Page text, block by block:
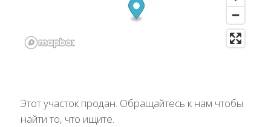
Этот участок продан. Обращайтесь к нам чтобы
найти то, что ищите.